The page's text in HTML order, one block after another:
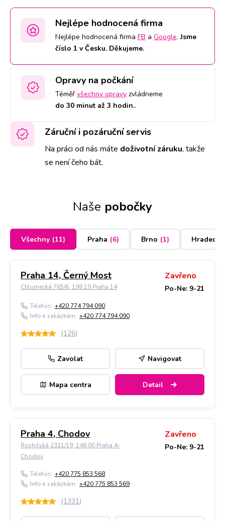
Nejlépe hodnocená firma
Nejlépe hodnocená firma FB a Google.Jsme
číslo 1 v Česku. Děkujeme.
Opravy na počkání
Téměř všechny opravy zvládneme
do 30 minut až 3 hodin..
Záruční i pozáruční servis
Na práci od nás máte doživotní záruku, takže
se není čeho bát.
Naše pobočky
Všechny (11) Praha (6) Brno (1) Hradec
Praha 14, Černý Most
Chlumecká 765/6, 198 19 Praha 14
Zavřeno
Po-Ne: 9-21
Telefon: +420 774 794 090
Info k zakázkám: +420 774 794 090
(126)
Zavolat Navigovat
Mapa centra Detail
Praha 4, Chodov
Roztylská 2321/19, 148 00 Praha 4-
Chodov
Zavřeno
Po-Ne: 9-21
Telefon: +420 775 853 568
Info k zakázkám: +420 775 853 569
(1331)